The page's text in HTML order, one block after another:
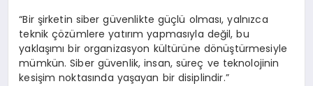
“Bir şirketin siber güvenlikte güçlü olması, yalnızca
teknik çözümlere yatırım yapmasıyla değil, bu
yaklaşımı bir organizasyon kültürüne dönüştürmesiyle
mümkün. Siber güvenlik, insan, süreç ve teknolojinin
kesişim noktasında yaşayan bir disiplindir.”